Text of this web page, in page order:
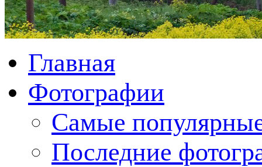
Главная
Фотографии
Cамые
Последние